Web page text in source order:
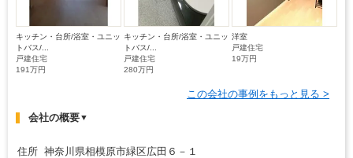
キッチン・台所/浴室・ユニッ
トバス/...
戸建住宅
191万円
キッチン・台所/浴室・ユニッ
トバス/...
戸建住宅
280万円
洋室
戸建住宅
19万円
この会社の事例をもっと見る >
会社の概要▼
住所 神奈川県相模原市緑区広田６－１